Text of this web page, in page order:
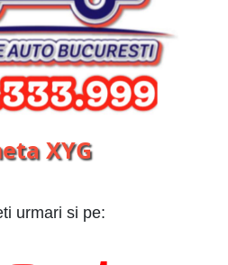
XYG
urmari si pe: